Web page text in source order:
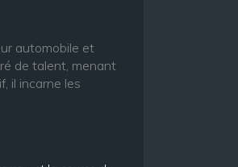
automobile et
de talent, menant
il incarne les